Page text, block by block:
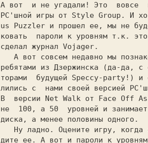
А вот  и не угадали! Это  вовсе
PC'шной игры от Style Group. И
us Puzzler и прошел ее, мы не
ковать  пароли к уровням т.к.
сделал журнал Vojager.
ребятами из Дзержинска (да-да, с
торами  будущей Speccy-party!) и
лились с  нами своей версией
В  версии Net Walk от Face Off
не  100, а 50  уровней и
диска, а менее половины одного.
дите ее. А вот и пароли к